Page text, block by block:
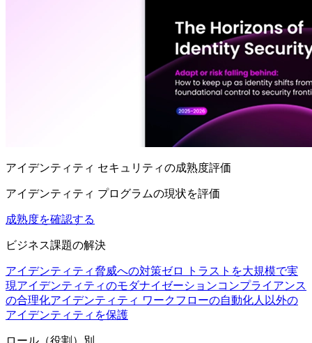
アイデンティティ セキュリティの成熟度評価
アイデンティティ プログラムの現状を評価
成熟度を確認する
ビジネス課題の解決
アイデンティティ脅威への対策ゼロ トラストを大規模で実
現アイデンティティのモダナイゼーションコンプライアンス
の合理化アイデンティティ ワークフローの自動化人以外の
アイデンティティを保護